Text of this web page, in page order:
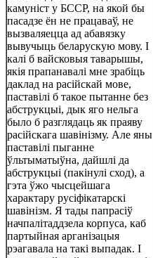
камуніст у БССР, на якой бы
пасадзе ён не працаваў, не
вызваляецца ад абавязку
вывучыць беларускую мову. I
калі б вайсковыя таварышы,
якія прапанавалі мне зрабіць
даклад на расійскай мове,
паставілі б такое пытанне без
абструкцыі, дык яго нельга
было б разглядаць як праяву
расійскага шавінізму. Але яны
паставілі пыганне
ўльтыматыўна, дайшлі да
абструкцыі (пакінулі сход), а
гэта ўжо чысцейшага
характару русіфікатарскі
шавінізм. Я тады папрасіў
начпалітаддзела корпуса, каб
партыйная арганізацыя
рэагавала на такі выпадак. I